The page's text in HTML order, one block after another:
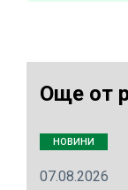
Още от
НОВИНИ
07.08.2026